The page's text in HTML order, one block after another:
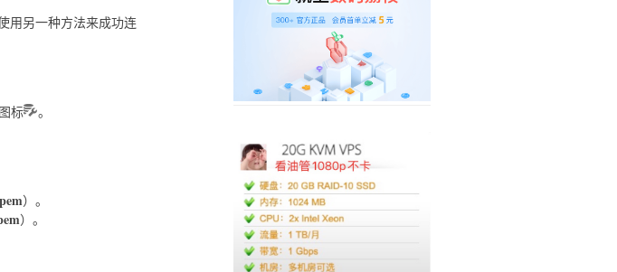
用另一种方法来成功连
标
。
）。
）。